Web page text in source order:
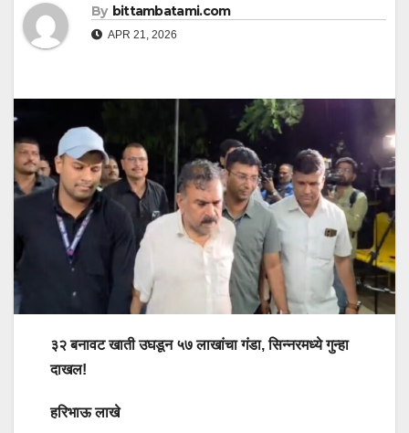
By bittambatami.com
APR 21, 2026
३२ बनावट खाती उघडून ५७ लाखांचा गंडा, सिन्नरमध्ये गुन्हा
दाखल!
हरिभाऊ लाखे